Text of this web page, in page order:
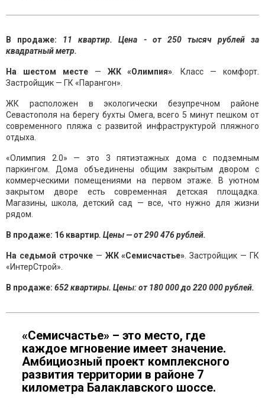
В продаже: 11 квартир. Цена - от 250 тысяч рублей за
квадратный метр.
На шестом месте— ЖК «Олимпия» . Класс — комфорт.
Застройщик — ГК «Парангон».
ЖК расположен в экологически безупречном районе
Севастополя на берегу бухты Омега, всего 5 минут пешком от
современного пляжа с развитой инфраструктурой пляжного
отдыха.
«Олимпия 2.0» — это 3 пятиэтажных дома с подземным
паркингом. Дома объединены общим закрытым двором с
коммерческими помещениями на первом этаже. В уютном
закрытом дворе есть современная детская площадка.
Магазины, школа, детский сад — все, что нужно для жизни
рядом.
В продаже: 16 квартир. Цены — от 290 476 рублей.
На седьмой строчке— ЖК «Семисчастье» . Застройщик — ГК
«ИнтерСтрой».
В продаже: 652 квартиры. Цены: от 180 000 до 220 000 рублей.
«Семисчастье» – это место, где
каждое мгновение имеет значение.
Амбициозный проект комплексного
развития территории в районе 7
километра Балаклавского шоссе.